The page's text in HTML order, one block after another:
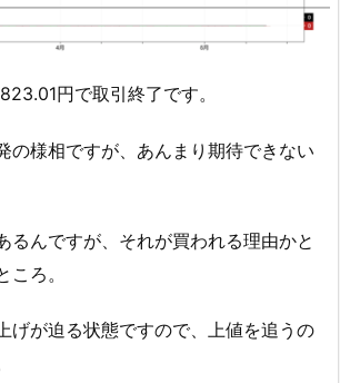
円で取引終了です。
の様相ですが、あんまり期待できない
るんですが、それが買われる理由かと
ろ。
げが迫る状態ですので、上値を追うの